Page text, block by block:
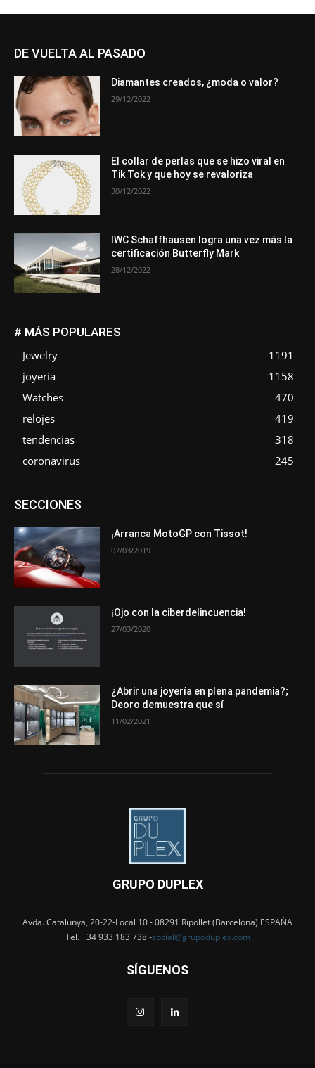
DE VUELTA AL PASADO
Diamantes creados, ¿moda o valor?
29/12/2022
El collar de perlas que se hizo viral en
Tik Tok y que hoy se revaloriza
30/12/2022
IWC Schaffhausen logra una vez más la
certificación Butterfly Mark
28/12/2022
# MÁS POPULARES
Jewelry
1191
joyería
1158
Watches
470
relojes
419
tendencias
318
coronavirus
245
SECCIONESAsociaciones
Novedades
Opiniones Premios Secciones
¡Arranca MotoGP con Tissot!
07/03/2019
¡Ojo con la ciberdelincuencia!
27/03/2020
¿Abrir una joyería en plena pandemia?;
Deoro demuestra que sí
11/02/2021
GRUPO DUPLEX
Avda. Catalunya, 20-22-Local 10 - 08291 Ripollet (Barcelona) ESPAÑA
Tel. +34 933 183 738 -social@grupoduplex.com
SÍGUENOS